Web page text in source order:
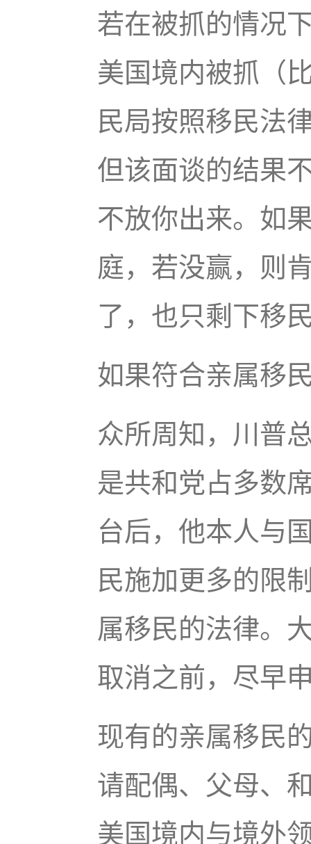
若在被抓的情况
美国境内被抓（
民局按照移民法
但该面谈的结果
不放你出来。如
庭，若没赢，则
了，也只剩下移
如果符合亲属移
众所周知，川普
是共和党占多数
台后，他本人与
民施加更多的限
属移民的法律。
取消之前，尽早
现有的亲属移民
请配偶、父母、
美国境内与境外